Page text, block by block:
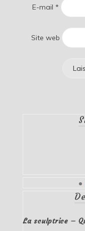
E-mail *
Site web
La sculptrice –